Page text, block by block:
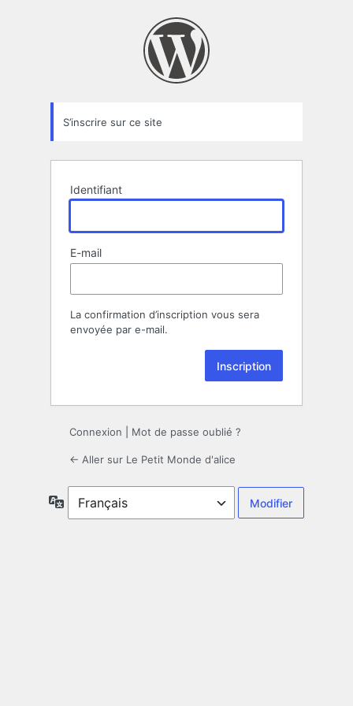
S’inscrire sur ce site
Identifiant
E-mail
La confirmation d’inscription vous sera
envoyée par e-mail.
Connexion Mot de passe oublié ?
← Aller sur Le Petit Monde d'alice
Langue